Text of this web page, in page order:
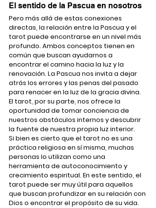
El sentido de la Pascua en nosotros
Pero más allá de estas conexiones
directas, la relación entre la Pascua y el
tarot puede encontrarse en un nivel más
profundo. Ambos conceptos tienen en
común que buscan ayudarnos a
encontrar el camino hacia la luz y la
renovación. La Pascua nos invita a dejar
atrás los errores y las penas del pasado
para renacer en la luz de la gracia divina.
El tarot, por su parte, nos ofrece la
oportunidad de tomar conciencia de
nuestros obstáculos internos y descubrir
la fuente de nuestra propia luz interior.
Si bien es cierto que el tarot no es una
práctica religiosa en sí misma, muchas
personas lo utilizan como una
herramienta de autoconocimiento y
crecimiento espiritual. En este sentido, el
tarot puede ser muy útil para aquellos
que buscan profundizar en su relación con
Dios o encontrar el propósito de su vida.